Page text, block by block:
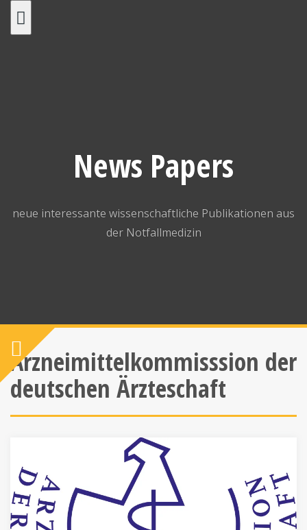
News Papers
neue interessante wissenschaftliche Publikationen aus
der Notfallmedizin
Arzneimittelkommisssion der
deutschen Ärzteschaft